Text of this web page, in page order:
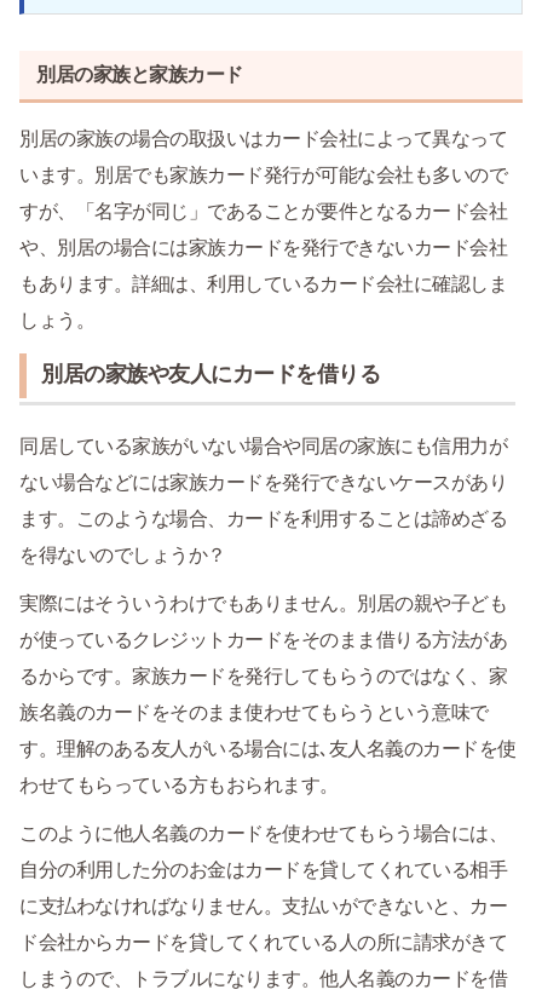
別居の家族と家族カード
別居の家族の場合の取扱いはカード会社によって異なって
います。別居でも家族カード発行が可能な会社も多いので
すが、「名字が同じ」であることが要件となるカード会社
や、別居の場合には家族カードを発行できないカード会社
もあります。詳細は、利用しているカード会社に確認しま
しょう。
別居の家族や友人にカードを借りる
同居している家族がいない場合や同居の家族にも信用力が
ない場合などには家族カードを発行できないケースがあり
ます。このような場合、カードを利用することは諦めざる
を得ないのでしょうか？
実際にはそういうわけでもありません。別居の親や子ども
が使っているクレジットカードをそのまま借りる方法があ
るからです。家族カードを発行してもらうのではなく、家
族名義のカードをそのまま使わせてもらうという意味で
す。理解のある友人がいる場合には､友人名義のカードを使
わせてもらっている方もおられます。
このように他人名義のカードを使わせてもらう場合には、
自分の利用した分のお金はカードを貸してくれている相手
に支払わなければなりません。支払いができないと、カー
ド会社からカードを貸してくれている人の所に請求がきて
しまうので、トラブルになります。他人名義のカードを借